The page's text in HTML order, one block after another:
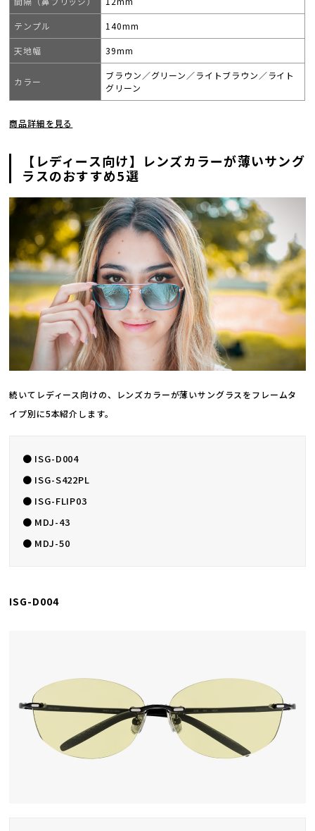
テンプル 140mm
天地幅 39mm
カラー
ブラウン／グリーン／ライトブラウン／ライト
グリーン
商品詳細を見る
【レディース向け】レンズカラーが薄いサング
ラスのおすすめ5選
続いてレディース向けの、レンズカラーが薄いサングラスをフレームタ
イプ別に5本紹介します。
● ISG-D004
● ISG-S422PL
● ISG-FLIP03
● MDJ-43
● MDJ-50
ISG-D004